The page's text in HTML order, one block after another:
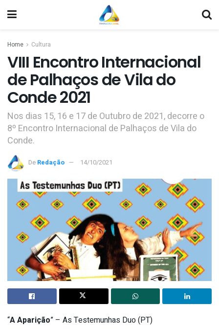
Home Cultura
VIII Encontro Internacional
de Palhaços de Vila do
Conde 2021
Nos dias 15, 16 e 17 de Outubro de 2021, decorre o
8º Encontro Internacional de Palhaços de Vila do
Conde.
De Redação 14/10/2021
“A Aparição” – As Testemunhas Duo (PT)